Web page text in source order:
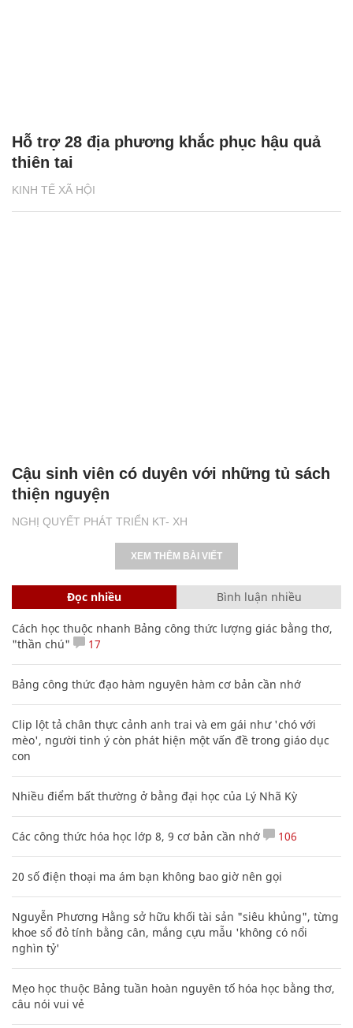
KINH TẾ XÃ HỘI
Hỗ trợ 28 địa phương khắc phục hậu quả
thiên tai
NGHỊ QUYẾT PHÁT TRIỂN KT- XH
Cậu sinh viên có duyên với những tủ sách
thiện nguyện
XEM THÊM BÀI VIẾT
Đọc nhiều Bình luận nhiều
Cách học thuộc nhanh Bảng công thức lượng giác bằng thơ,
"thần chú"
17
Bảng công thức đạo hàm nguyên hàm cơ bản cần nhớ
Clip lột tả chân thực cảnh anh trai và em gái như 'chó với
mèo', người tinh ý còn phát hiện một vấn đề trong giáo dục
con
Nhiều điểm bất thường ở bằng đại học của Lý Nhã Kỳ
Các công thức hóa học lớp 8, 9 cơ bản cần nhớ 106
20 số điện thoại ma ám bạn không bao giờ nên gọi
Nguyễn Phương Hằng sở hữu khối tài sản "siêu khủng", từng
khoe sổ đỏ tính bằng cân, mắng cựu mẫu 'không có nổi
nghìn tỷ'
Mẹo học thuộc Bảng tuần hoàn nguyên tố hóa học bằng thơ,
câu nói vui vẻ